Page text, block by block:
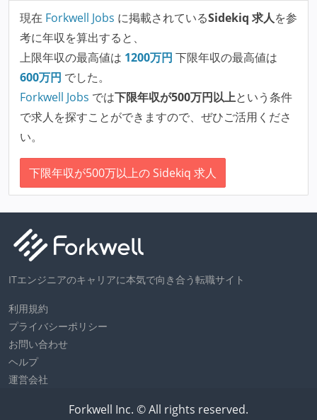
現在 Forkwell Jobs に掲載されているSidekiq 求人を参
考に年収を算出すると、
上限年収の最高値は 1200万円 下限年収の最高値は
600万円 でした。
Forkwell Jobs では下限年収が500万円以上という条件
で求人を探すことができますので、ぜひご活用くださ
い。
下限年収が500万以上の Sidekiq 求人
ITエンジニアのキャリアに本気で向き合う転職サイト
利用規約
プライバシーポリシー
お問い合わせ
ヘルプ
運営会社
Forkwell Inc. © All rights reserved.